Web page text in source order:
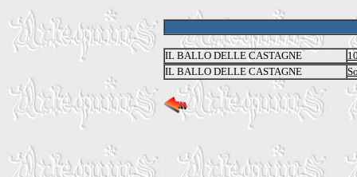
IL BALLO DELLE CASTAGNE
IL BALLO DELLE CASTAGNE